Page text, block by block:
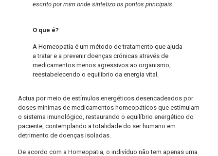
escrito por mim onde sintetizo os pontos principais.
O que é?
A Homeopatia é um método de tratamento que ajuda
a tratar e a prevenir doenças crónicas através de
medicamentos menos agressivos ao organismo,
reestabelecendo o equilíbrio da energia vital.
Actua por meio de estímulos energéticos desencadeados por
doses mínimas de medicamentos homeopáticos que estimulam
o sistema imunológico, restaurando o equilíbrio energético do
paciente, contemplando a totalidade do ser humano em
detrimento de doenças isoladas.
De acordo com a Homeopatia, o indivíduo não tem apenas uma